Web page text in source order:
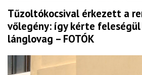
Tűzoltókocsival érkezett a
vőlegény: így kérte
lánglovag – FOTÓK